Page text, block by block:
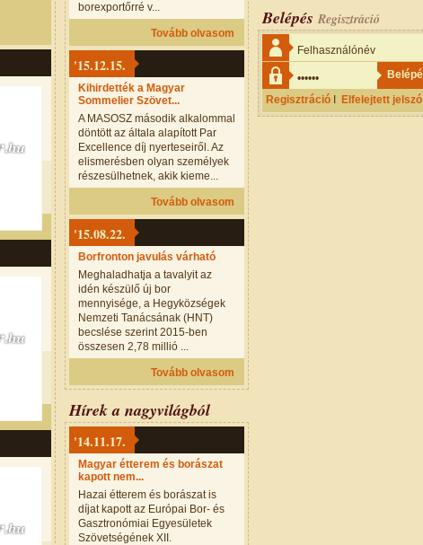
borexportőrré v...
Tovább olvasom
'15.12.15.
Kihirdették a Magyar
Sommelier Szövet...
A MASOSZ második alkalommal
döntött az általa alapított Par
Excellence díj nyerteseiről. Az
elismerésben olyan személyek
részesülhetnek, akik kieme...
Tovább olvasom
'15.08.22.
Borfronton javulás várható
Meghaladhatja a tavalyit az
idén készülő új bor
mennyisége, a Hegyközségek
Nemzeti Tanácsának (HNT)
becslése szerint 2015-ben
összesen 2,78 millió ...
Tovább olvasom
Hírek a nagyvilágból
'14.11.17.
Magyar étterem és borászat
kapott nem...
Hazai étterem és borászat is
díjat kapott az Európai Bor- és
Gasztronómiai Egyesületek
Szövetségének XII.
Belépés Regisztráció
Regisztráció Elfelejtett jelszó